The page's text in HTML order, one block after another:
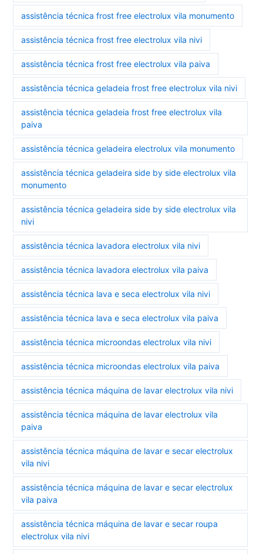
assistência técnica frost free electrolux vila monumento
assistência técnica frost free electrolux vila nivi
assistência técnica frost free electrolux vila paiva
assistência técnica geladeia frost free electrolux vila nivi
assistência técnica geladeia frost free electrolux vila
paiva
assistência técnica geladeira electrolux vila monumento
assistência técnica geladeira side by side electrolux vila
monumento
assistência técnica geladeira side by side electrolux vila
nivi
assistência técnica lavadora electrolux vila nivi
assistência técnica lavadora electrolux vila paiva
assistência técnica lava e seca electrolux vila nivi
assistência técnica lava e seca electrolux vila paiva
assistência técnica microondas electrolux vila nivi
assistência técnica microondas electrolux vila paiva
assistência técnica máquina de lavar electrolux vila nivi
assistência técnica máquina de lavar electrolux vila
paiva
assistência técnica máquina de lavar e secar electrolux
vila nivi
assistência técnica máquina de lavar e secar electrolux
vila paiva
assistência técnica máquina de lavar e secar roupa
electrolux vila nivi